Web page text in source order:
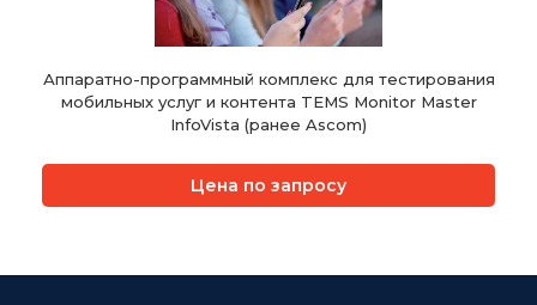
Аппаратно-программный комплекс для тестирования
мобильных услуг и контента TEMS Monitor Master
InfoVista (ранее Ascom)
Цена по запросу